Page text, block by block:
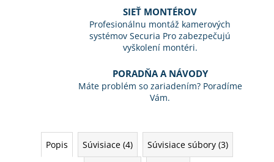
SIEŤ MONTÉROV
Profesionálnu montáž kamerových
systémov Securia Pro zabezpečujú
vyškolení montéri.
PORADŇA A NÁVODY
Máte problém so zariadením? Poradíme
Vám.
Popis Súvisiace (4) Súvisiace súbory (3)